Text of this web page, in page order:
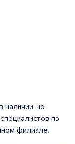
наличии, но
по
филиале.